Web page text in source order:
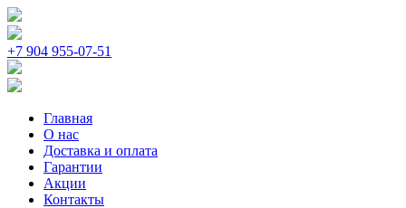
+7 904 955-07-51
Главная
О нас
Доставка и оплата
Гарантии
Акции
Контакты